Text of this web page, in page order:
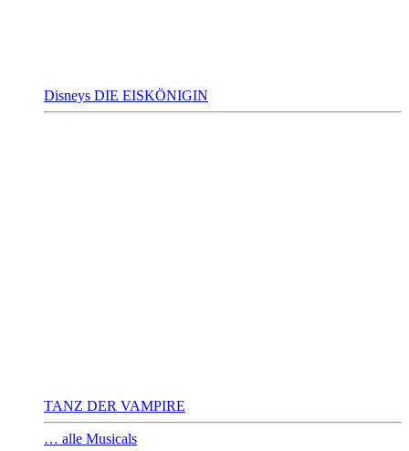
Disneys DIE EISKÖNIGIN
TANZ DER VAMPIRE
… alle Musicals